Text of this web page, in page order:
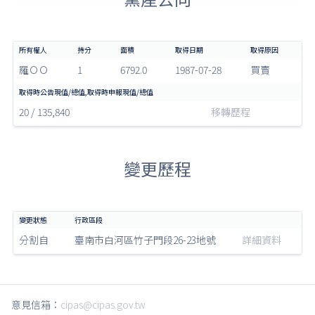
羅ＯＯ 1 6792.0 1987-07-28 買賣
20 / 135,840 移轉歷程
變更歷程
分割自 臺南市白河區竹子門段26-23地號 詳細資料
意見信箱： cipas@cipas.gov.tw